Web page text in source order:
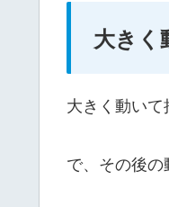
大きく
大きく動い
で、その後の